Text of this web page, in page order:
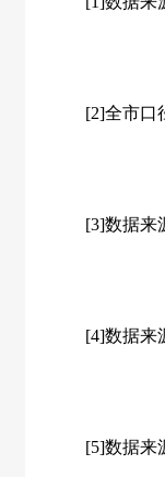
[2]全市口径
[3]数据来源
[4]数据来源
[5]数据来源